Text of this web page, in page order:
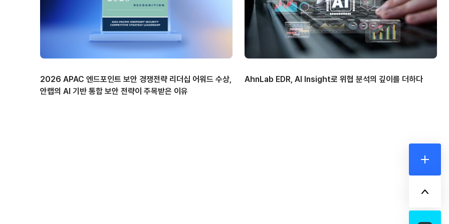
더보기
위로
2026 APAC 엔드포인트 보안 경쟁전략 리더십 어워드 수상,
안랩의 AI 기반 통합 보안 전략이 주목받은 이유
AhnLab EDR, AI Insight로 위협 분석의 깊이를 더하다